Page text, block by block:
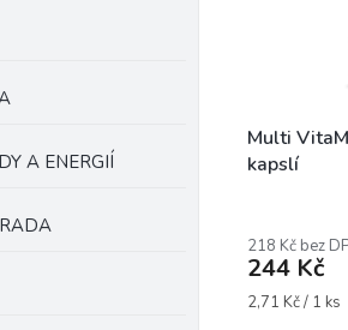
A ENERGIÍ
k
t
Multi
kapslí
produktu
je
5,0
218 Kč bez
244 Kč
Měrná
2,71 Kč / 1 ks